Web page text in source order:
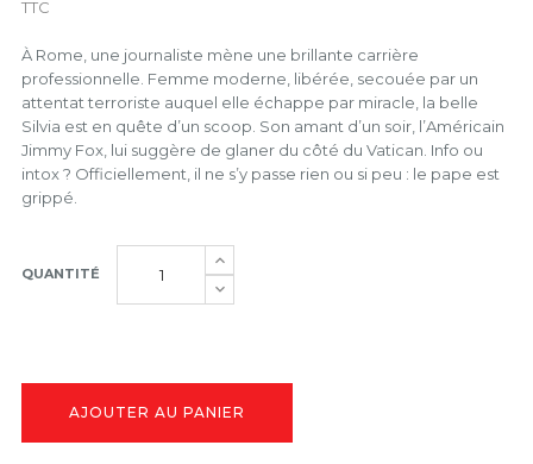
TTC
À Rome, une journaliste mène une brillante carrière
professionnelle. Femme moderne, libérée, secouée par un
attentat terroriste auquel elle échappe par miracle, la belle
Silvia est en quête d’un scoop. Son amant d’un soir, l’Américain
Jimmy Fox, lui suggère de glaner du côté du Vatican. Info ou
intox ? Officiellement, il ne s’y passe rien ou si peu : le pape est
grippé.
QUANTITÉ
AJOUTER AU PANIER